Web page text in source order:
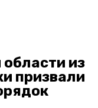
области из
призвали